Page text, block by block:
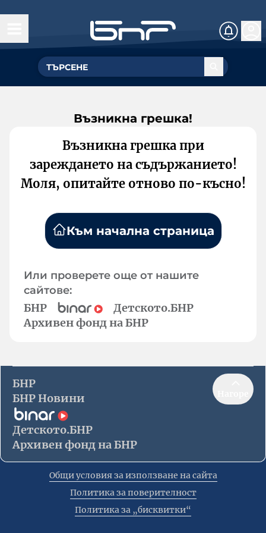
Възникна грешка!
Възникна грешка при
зареждането на съдържанието!
Моля, опитайте отново по-късно!
Към начална страница
Или проверете още от нашите
сайтове:
БНР
Детското.БНР
Архивен фонд на БНР
БНР
БНР Новини
Детското.БНР
Архивен фонд на БНР
Общи условия за използване на сайта
Политика за поверителност
Политика за „бисквитки“